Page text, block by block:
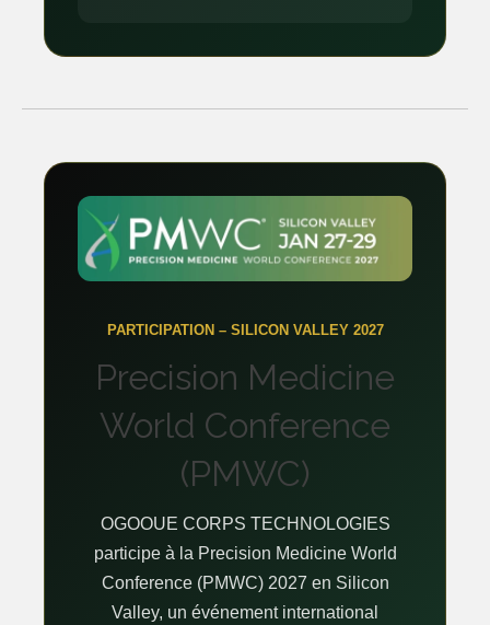
PARTICIPATION – SILICON VALLEY 2027
Precision Medicine
World Conference
(PMWC)
OGOOUE CORPS TECHNOLOGIES
participe à la Precision Medicine World
Conference (PMWC) 2027 en Silicon
Valley, un événement international